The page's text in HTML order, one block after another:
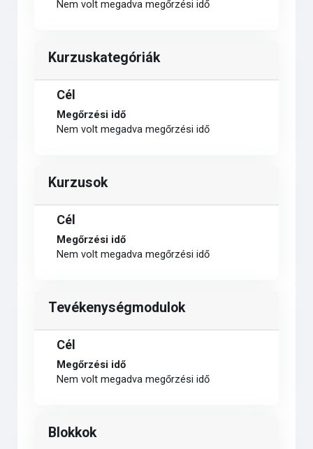
Nem volt megadva megőrzési idő
Kurzuskategóriák
Cél
Megőrzési idő
Nem volt megadva megőrzési idő
Kurzusok
Cél
Megőrzési idő
Nem volt megadva megőrzési idő
Tevékenységmodulok
Cél
Megőrzési idő
Nem volt megadva megőrzési idő
Blokkok